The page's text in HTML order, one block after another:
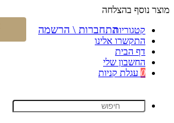
מוצר נוסף בהצלחה
קטגוריות
התקשרו אלינו
דף הבית
החשבון שלי
0 עגלת קניות
התחברות \ הרשמה